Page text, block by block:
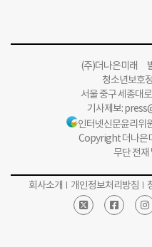
(주)더나은미래
청소년보호
서울 중구 세종대
기사제보:
인터넷신문윤리위
Copyright 더나은
무단 전재
회사소개 개인정보처리방침